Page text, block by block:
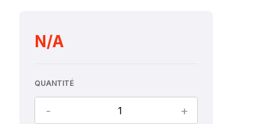
N/A
QUANTITÉ
- +